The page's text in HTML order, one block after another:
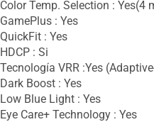
Earphone Jack : Yes
PC Audio Input : Yes
Color Temp. Selection : Yes(4
GamePlus : Yes
QuickFit : Yes
HDCP : Si
Tecnología VRR :Yes
Dark Boost : Yes
Low Blue Light : Yes
Eye Care+ Technology : Yes